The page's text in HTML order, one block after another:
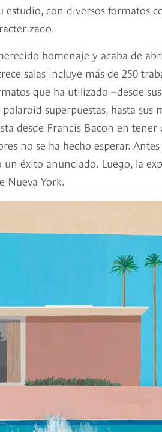
con diversos formatos
homenaje y acaba de
salas incluye más de 250
que ha utilizado –desde
superpuestas, hasta sus
desde Francis Bacon en
no se ha hecho esperar.
un éxito anunciado. Luego, la
Nueva York.